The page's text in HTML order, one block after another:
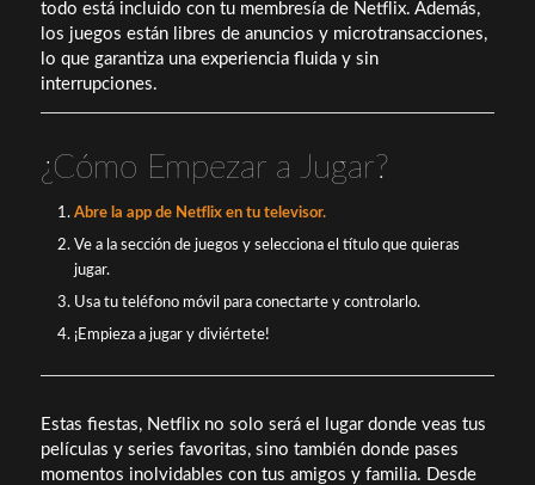
todo está incluido con tu membresía de Netflix. Además,
los juegos están libres de anuncios y microtransacciones,
lo que garantiza una experiencia fluida y sin
interrupciones.
¿Cómo Empezar a Jugar?
Abre la app de Netflix en tu televisor.
Ve a la sección de juegos y selecciona el título que quieras
jugar.
Usa tu teléfono móvil para conectarte y controlarlo.
¡Empieza a jugar y diviértete!
Estas fiestas, Netflix no solo será el lugar donde veas tus
películas y series favoritas, sino también donde pases
momentos inolvidables con tus amigos y familia. Desde